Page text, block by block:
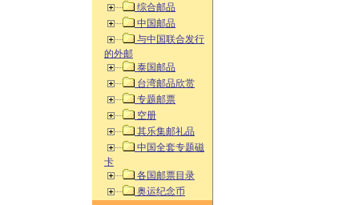
综合邮品
中国邮品
与中国联合发行
的外邮
泰国邮品
台湾邮品欣赏
专题邮票
空册
其乐集邮礼品
中国全套专题磁
卡
各国邮票目录
奥运纪念币